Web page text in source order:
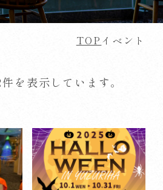
TOP イベント
を表示しています。